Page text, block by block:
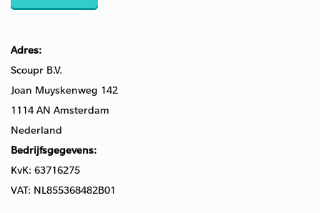
Adres:
Scoupr B.V.
Joan Muyskenweg 142
1114 AN Amsterdam
Nederland
Bedrijfsgegevens:
KvK: 63716275
VAT: NL855368482B01